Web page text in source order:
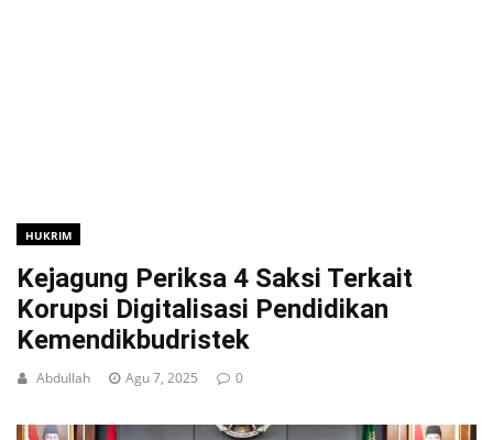
HUKRIM
Kejagung Periksa 4 Saksi Terkait
Korupsi Digitalisasi Pendidikan
Kemendikbudristek
Abdullah Agu 7, 2025 0